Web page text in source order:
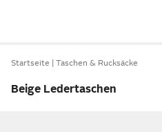
Startseite Taschen & Rucksäcke
Beige Ledertaschen